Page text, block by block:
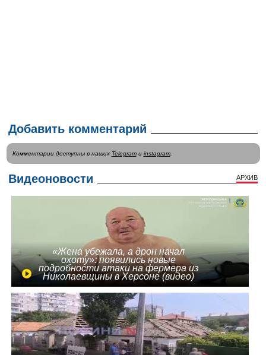
Добавить комментарий
Комментарии доступны в наших Telegramи instagram.
Видеоновости АРХИВ
«Жена убежала, а дрон начал
охоту»: появились новые
подробности атаки на фермера из
Николаевщины в Херсоне (видео)